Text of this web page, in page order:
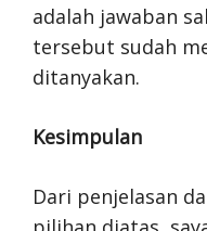
adalah jawaban
tersebut sudah
ditanyakan.
Kesimpulan
Dari penjelasan